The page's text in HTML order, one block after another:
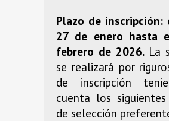
Plazo de inscripción:
27 de enero hasta
febrero de 2026. La
se realizará por
de inscripción
cuenta los
de selección